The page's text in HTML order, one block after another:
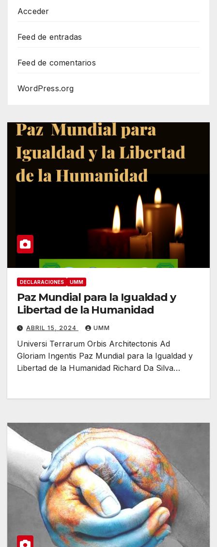
Acceder
Feed de entradas
Feed de comentarios
WordPress.org
DECLARACIONES UMM
Paz Mundial para la Igualdad y
Libertad de la Humanidad
ABRIL 15, 2024 UMM
Universi Terrarum Orbis Architectonis Ad
Gloriam Ingentis Paz Mundial para la Igualdad y
Libertad de la Humanidad Richard Da Silva…